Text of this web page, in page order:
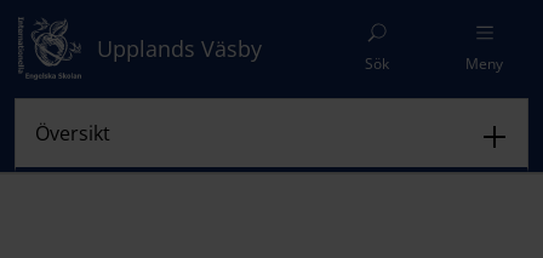
Upplands Väsby
Sök Meny